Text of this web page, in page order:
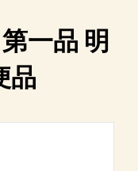
一品 明
品